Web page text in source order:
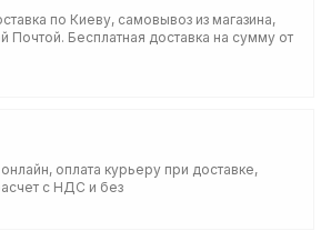
по Киеву, самовывоз из магазина,
Почтой. Бесплатная доставка на сумму от
оплата курьеру при доставке,
с НДС и без